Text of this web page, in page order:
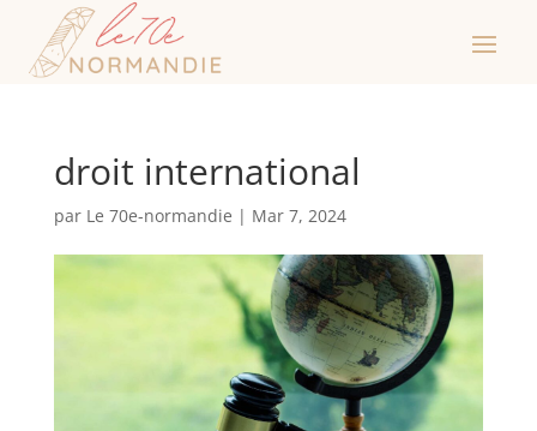
droit international
par Le 70e-normandie | Mar 7, 2024